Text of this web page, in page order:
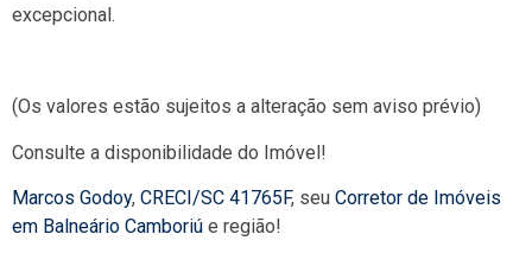
excepcional.
(Os valores estão sujeitos a alteração sem aviso prévio)
Consulte a disponibilidade do Imóvel!
Marcos Godoy, CRECI/SC 41765F, seu Corretor de Imóveis
em Balneário Camboriú e região!